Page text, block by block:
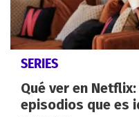
SERIES
Qué ver en
episodios que es